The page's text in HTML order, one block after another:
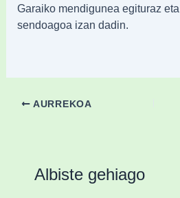
Garaiko mendigunea egituraz
sendoagoa izan dadin.
AURREKOA
Albiste gehiago